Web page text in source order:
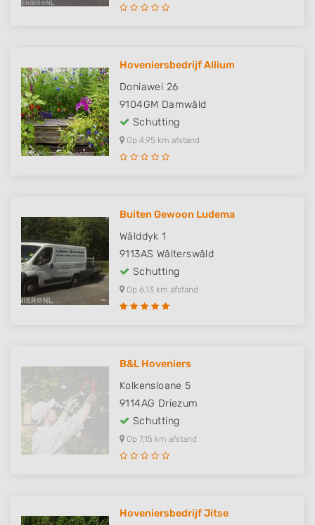
Hoveniersbedrijf Allium
Doniawei 26
9104GM Damwâld
Schutting
Op 4,95 km afstand
Buiten Gewoon Ludema
Wâlddyk 1
9113AS Wâlterswâld
Schutting
Op 6,13 km afstand
B&L Hoveniers
Kolkensloane 5
9114AG Driezum
Schutting
Op 7,15 km afstand
Hoveniersbedrijf Jitse